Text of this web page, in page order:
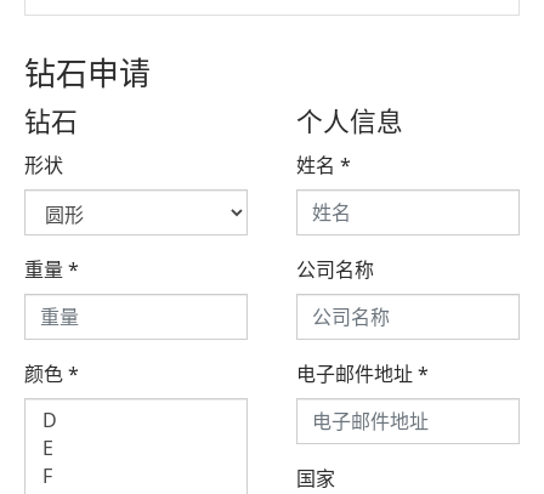
钻石申请
钻石
形状
重量 *
颜色*
个人信息
姓名 *
公司名称
电子邮件地址*
国家